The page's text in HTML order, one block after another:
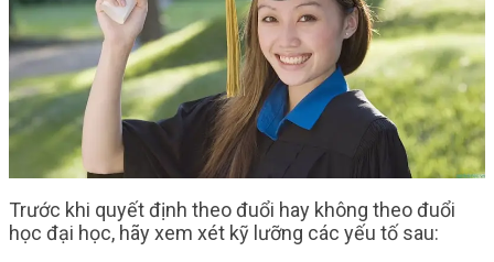
Trước khi quyết định theo đuổi hay không theo đuổi
học đại học, hãy xem xét kỹ lưỡng các yếu tố sau: